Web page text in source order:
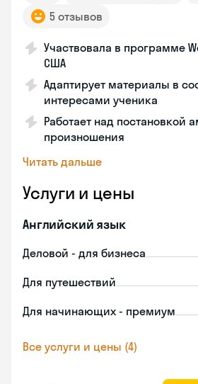
5 отзывов
Участвовала в программе
США
Адаптирует материалы в
интересами ученика
Работает над постановкой
произношения
Читать дальше
Услуги и цены
Английский язык
Деловой - для бизнеса
Для путешествий
Для начинающих - премиум
Все услуги и цены (4)